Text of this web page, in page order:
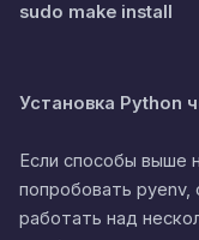
sudo make install
Установка Python
Если способы выше
попробовать pyenv,
работать над